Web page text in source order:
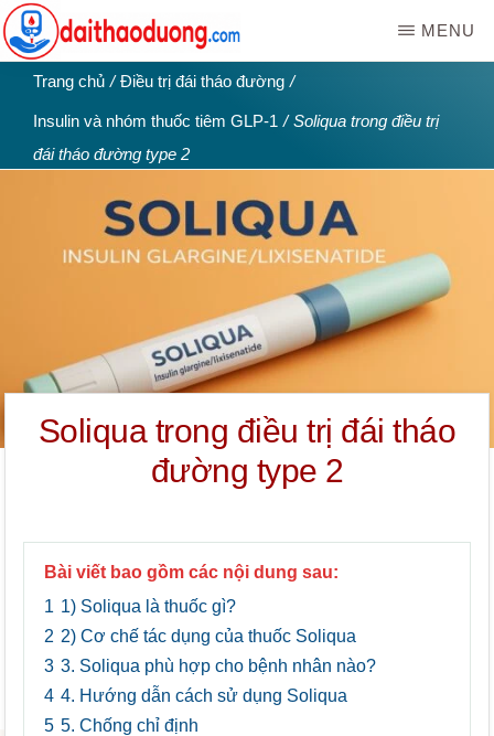
Skip
to
WEBSITE
DAITHAODUONG.COM
Kiến
bệnh
MENU
Trang chủ / Điều trị đái tháo đường /
Insulin và nhóm thuốc tiêm GLP-1 / Soliqua trong điều trị
đái tháo đường type 2
Soliqua trong điều trị đái tháo
đường type 2
Bài viết bao gồm các nội dung sau:
1 1) Soliqua là thuốc gì?
2 2) Cơ chế tác dụng của thuốc Soliqua
3 3. Soliqua phù hợp cho bệnh nhân nào?
4 4. Hướng dẫn cách sử dụng Soliqua
5 5. Chống chỉ định